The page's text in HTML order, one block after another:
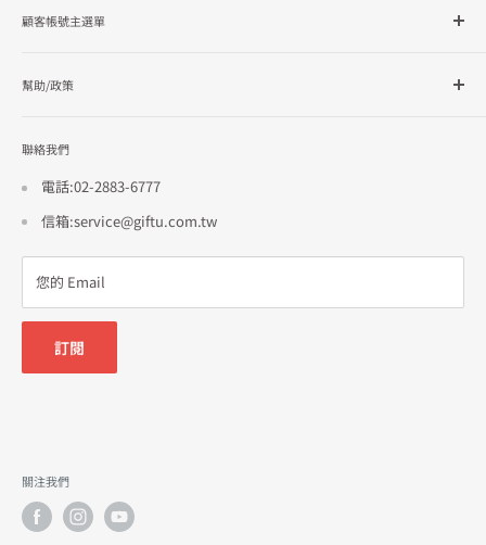
品牌總覽
顧客帳號主選單
訂單查詢
幫助/政策
使用條款
招商合作
聯絡我們
電話:02-2883-6777
信箱:service@giftu.com.tw
您的 Email
訂閱
關注我們